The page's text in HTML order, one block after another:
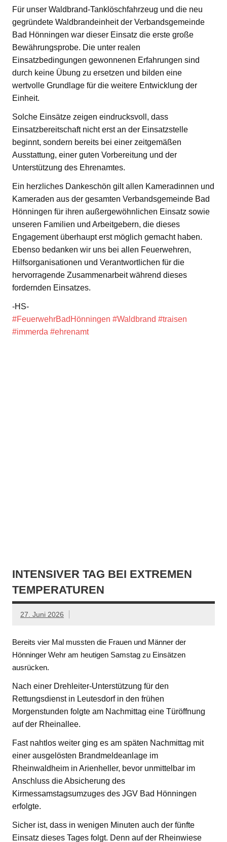
Für unser Waldbrand-Tanklöschfahrzeug und die neu
gegründete Waldbrandeinheit der Verbandsgemeinde
Bad Hönningen war dieser Einsatz die erste große
Bewährungsprobe. Die unter realen
Einsatzbedingungen gewonnenen Erfahrungen sind
durch keine Übung zu ersetzen und bilden eine
wertvolle Grundlage für die weitere Entwicklung der
Einheit.
Solche Einsätze zeigen eindrucksvoll, dass
Einsatzbereitschaft nicht erst an der Einsatzstelle
beginnt, sondern bereits bei einer zeitgemäßen
Ausstattung, einer guten Vorbereitung und der
Unterstützung des Ehrenamtes.
Ein herzliches Dankeschön gilt allen Kameradinnen und
Kameraden aus der gesamten Verbandsgemeinde Bad
Hönningen für ihren außergewöhnlichen Einsatz sowie
unseren Familien und Arbeitgebern, die dieses
Engagement überhaupt erst möglich gemacht haben.
Ebenso bedanken wir uns bei allen Feuerwehren,
Hilfsorganisationen und Verantwortlichen für die
hervorragende Zusammenarbeit während dieses
fordernden Einsatzes.
-HS-
#FeuerwehrBadHönningen #Waldbrand #traisen
#immerda #ehrenamt
INTENSIVER TAG BEI EXTREMEN
TEMPERATUREN
27. Juni 2026
Bereits vier Mal mussten die Frauen und Männer der
Hönninger Wehr am heutigen Samstag zu Einsätzen
ausrücken.
Nach einer Drehleiter-Unterstützung für den
Rettungsdienst in Leutesdorf in den frühen
Morgenstunden folgte am Nachmittag eine Türöffnung
auf der Rheinallee.
Fast nahtlos weiter ging es am späten Nachmittag mit
einer ausgelösten Brandmeldeanlage im
Rheinwaldheim in Arienheller, bevor unmittelbar im
Anschluss die Absicherung des
Kirmessamstagsumzuges des JGV Bad Hönningen
erfolgte.
Sicher ist, dass in wenigen Minuten auch der fünfte
Einsatz dieses Tages folgt. Denn auf der Rheinwiese